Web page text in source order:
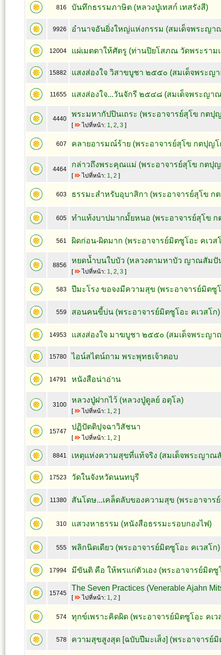
816 บันทึกธรรมภาษิต (หลวงปู่เทสก์ เทสรังสี)
9926 อำนาจอันยิ่งใหญ่แห่งกรรม (สมเด็จพระญา
12004 แผ่เมตตาให้ศัตรู (ท่านปิยโสภณ วัดพระราม
15882 แสงส่องใจ วิสาขบูชา ๒๕๕๐ (สมเด็จพระญ
11655 แสงส่องใจ...วันจักรี ๒๕๔๘ (สมเด็จพระญา
4440
พระมหากัปปินเถระ (พระอาจารย์สุโข กตปุ
[ ไปที่หน้า: 1, 2, 3 ]
607 คลายอารมณ์ร้าย (พระอาจารย์สุโข กตปุญ
4464
กล่าวถึงพระคุณแม่ (พระอาจารย์สุโข กตปุ
[ ไปที่หน้า: 1, 2 ]
603 ธรรมะสำหรับอุบาสิกา (พระอาจารย์สุโข ก
605 ทำแท้งบาปมากมั้ยหนอ (พระอาจารย์สุโข
561 ผิดก่อน-ผิดมาก (พระอาจารย์มิตซูโอะ คเวส
8856
หยดน้ำบนใบบัว (หลวงตามหาบัว ญาณสัมปั
[ ไปที่หน้า: 1, 2, 3 ]
583 ปีมะโรง ขอจงมีความสุข (พระอาจารย์มิตซู
559 สอนคนขี้บ่น (พระอาจารย์มิตซูโอะ คเวสโก)
14953 แสงส่องใจ มาฆบูชา ๒๕๕๐ (สมเด็จพระญา
15780 ไอน์สไตน์ถาม พระพุทธเจ้าตอบ
14791 หนังสือน่าอ่าน
3100
หลวงปู่ฝากไว้ (หลวงปู่ดูลย์ อตุโล)
[ ไปที่หน้า: 1, 2 ]
15747
ปฏิปัตติปุจฉาวิสัชนา
[ ไปที่หน้า: 1, 2 ]
8841 เหตุแห่งความสุขที่แท้จริง (สมเด็จพระญาณ
17523 วัดในจังหวัดนนทบุรี
11380 สันโดษ...เคล็ดลับของความสุข (พระอาจาร
310 แสวงหาธรรม (หนังสือธรรมะรอบกองไฟ)
555 พลิกนิดเดียว (พระอาจารย์มิตซูโอะ คเวสโก)
17994 มีขันติ คือ ให้พรแก่ตัวเอง (พระอาจารย์มิตซู
15745
The Seven Practices (Venerable Ajahn
[ ไปที่หน้า: 1, 2 ]
574 ทุกข์เพราะคิดผิด (พระอาจารย์มิตซูโอะ คเว
578 ความสุขสูงสุด [ฉบับปีมะเส็ง] (พระอาจารย์มิ